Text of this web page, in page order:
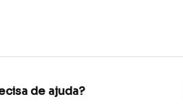
de ajuda?